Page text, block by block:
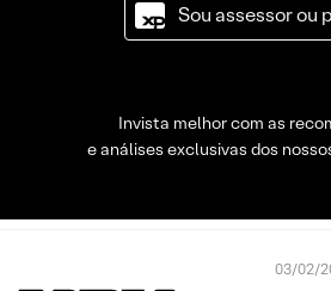
Sou assessor ou
Invista melhor com as
e análises exclusivas dos
03/02/